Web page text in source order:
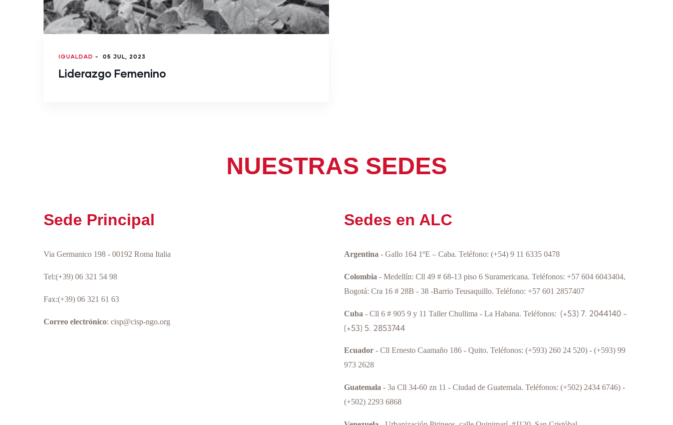
IGUALDAD - 05 JUL, 2023
Liderazgo Femenino
NUESTRAS SEDES
Sede Principal
Via Germanico 198 - 00192 Roma Italia
Tel:(+39) 06 321 54 98
Fax:(+39) 06 321 61 63
Correo electrónico: cisp@cisp-ngo.org
Sedes en ALC
Argentina - Gallo 164 1ºE – Caba. Teléfono: (+54) 9 11 6335 0478
Colombia - Medellín: Cll 49 # 68-13 piso 6 Suramericana. Teléfonos: +57 604 6043404,
Bogotá: Cra 16 # 28B - 38 -Barrio Teusaquillo. Teléfono: +57 601 2857407
Cuba - Cll 6 # 905 9 y 11 Taller Chullima - La Habana. Teléfonos: (+53) 7. 2044140 -
(+53) 5. 2853744
Ecuador - Cll Ernesto Caamaño 186 - Quito. Teléfonos: (+593) 260 24 520) - (+593) 99
973 2628
Guatemala - 3a Cll 34-60 zn 11 - Ciudad de Guatemala. Teléfonos: (+502) 2434 6746) -
(+502) 2293 6868